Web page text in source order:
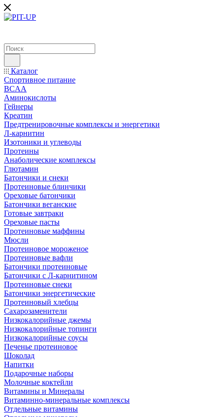
Каталог
Спортивное питание
BCAA
Аминокислоты
Гейнеры
Креатин
Предтренировочные комплексы и энергетики
Л-карнитин
Изотоники и углеводы
Протеины
Анаболические комплексы
Глютамин
Батончики и снеки
Протеиновые блинчики
Ореховые батончики
Батончики веганские
Готовые завтраки
Ореховые пасты
Протеиновые маффины
Мюсли
Протеиновое мороженое
Протеиновые вафли
Батончики протеиновые
Батончики с Л-карнитином
Протеиновые снеки
Батончики энергетические
Протеиновый хлебцы
Сахарозаменители
Низкокалорийные джемы
Низкокалорийные топинги
Низкокалорийные соусы
Печенье протеиновое
Шоколад
Напитки
Подарочные наборы
Молочные коктейли
Витамины и Минералы
Витаминно-минеральные комплексы
Отдельные витамины